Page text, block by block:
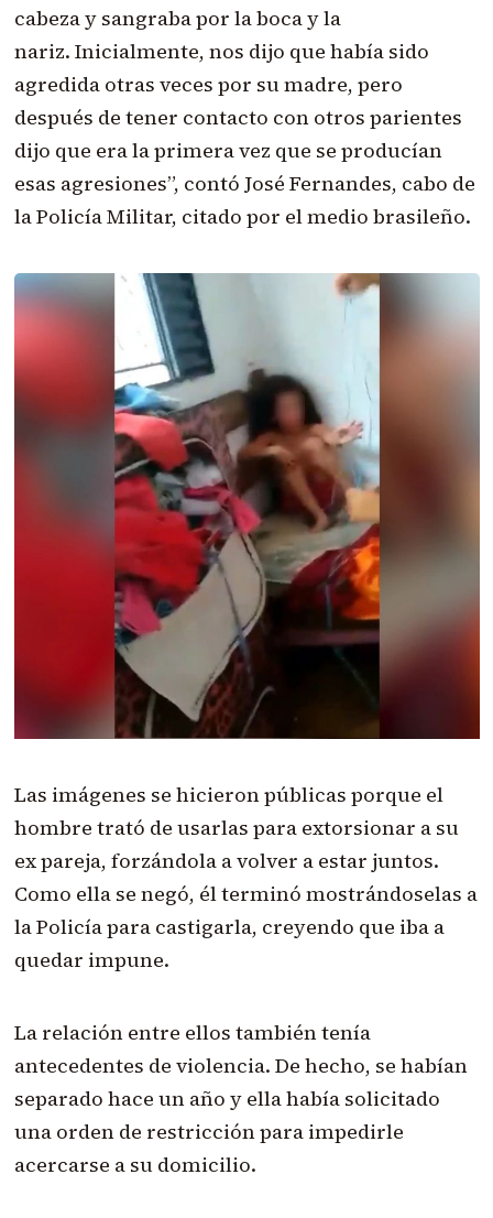
cabeza y sangraba por la boca y la
nariz. Inicialmente, nos dijo que había sido
agredida otras veces por su madre, pero
después de tener contacto con otros parientes
dijo que era la primera vez que se producían
esas agresiones”, contó José Fernandes, cabo de
la Policía Militar, citado por el medio brasileño.
Las imágenes se hicieron públicas porque el
hombre trató de usarlas para extorsionar a su
ex pareja, forzándola a volver a estar juntos.
Como ella se negó, él terminó mostrándoselas a
la Policía para castigarla, creyendo que iba a
quedar impune.
La relación entre ellos también tenía
antecedentes de violencia. De hecho, se habían
separado hace un año y ella había solicitado
una orden de restricción para impedirle
acercarse a su domicilio.